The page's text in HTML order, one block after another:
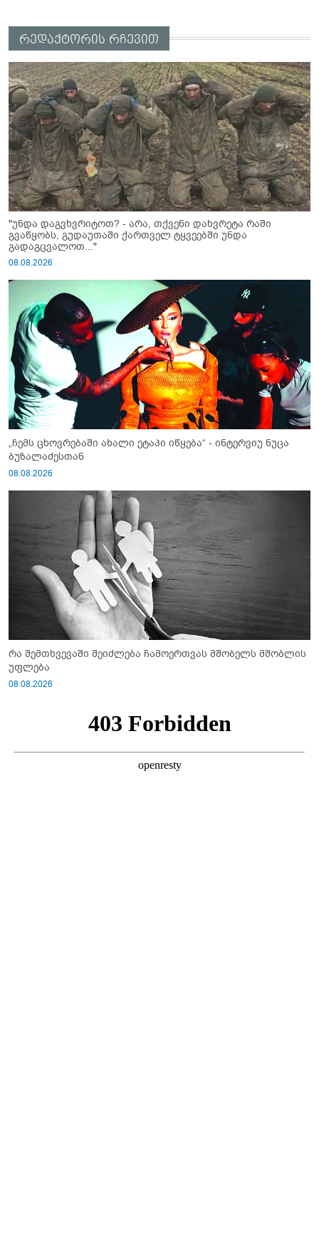
რედაქტორის რჩევით
"უნდა დაგვხვრიტოთ? - არა, თქვენი დახვრეტა რაში
გვაწყობს, გუდაუთაში ქართველ ტყვეებში უნდა
გადაგცვალოთ..."
08.08.2026
„ჩემს ცხოვრებაში ახალი ეტაპი იწყება“ - ინტერვიუ ნუცა
ბუზალაძესთან
08.08.2026
რა შემთხვევაში შეიძლება ჩამოერთვას მშობელს მშობლის
უფლება
08.08.2026